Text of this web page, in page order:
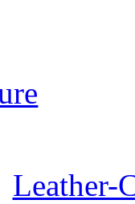
Leather-